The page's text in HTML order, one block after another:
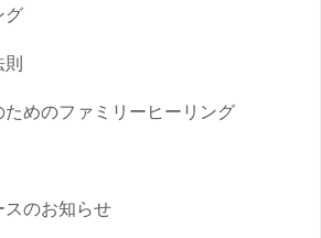
グ
ためのファミリーヒーリング
のお知らせ